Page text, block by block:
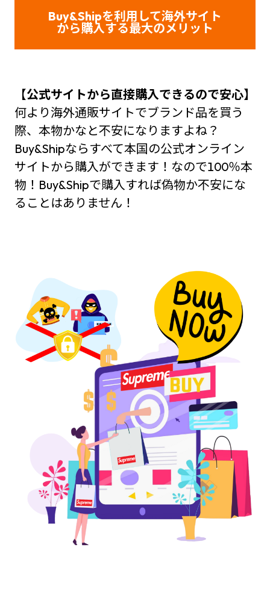
Buy&Shipを利用して海外サイト
から購入する最大のメリット
【公式サイトから直接購入できるので安心】
何より海外通販サイトでブランド品を買う
際、本物かなと不安になりますよね？
Buy&Shipならすべて本国の公式オンライン
サイトから購入ができます！なので100％本
物！Buy&Shipで購入すれば偽物か不安にな
ることはありません！